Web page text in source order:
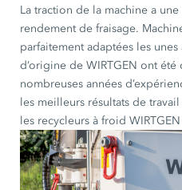
La traction de la machine a
rendement de fraisage.
parfaitement adaptées les
d’origine de WIRTGEN ont été
nombreuses années
les meilleurs résultats de
les recycleurs à froid